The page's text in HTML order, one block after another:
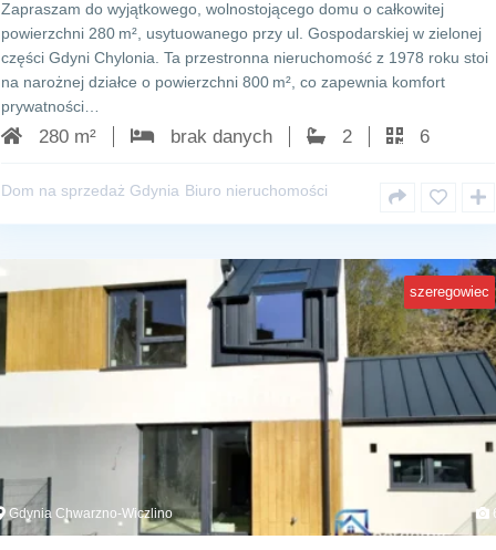
Zapraszam do wyjątkowego, wolnostojącego domu o całkowitej
powierzchni 280 m², usytuowanego przy ul. Gospodarskiej w zielonej
części Gdyni Chylonia. Ta przestronna nieruchomość z 1978 roku stoi
na narożnej działce o powierzchni 800 m², co zapewnia komfort
prywatności…
280 m² brak danych 2 6
Dom na sprzedaż Gdynia Biuro nieruchomości
szeregowiec
Gdynia Chwarzno-Wiczlino